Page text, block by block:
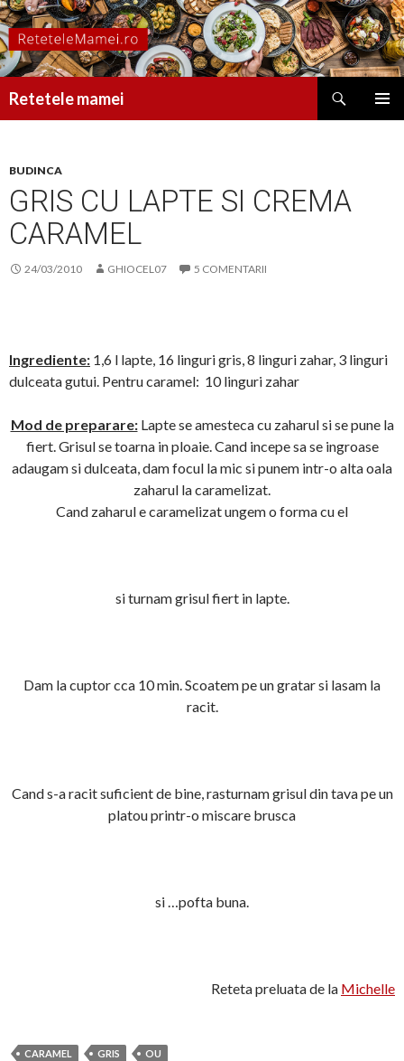
Retetele mamei
BUDINCA
GRIS CU LAPTE SI CREMA
CARAMEL
24/03/2010 GHIOCEL07 5 COMENTARII
Ingrediente: 1,6 l lapte, 16 linguri gris, 8 linguri zahar, 3 linguri
dulceata gutui. Pentru caramel: 10 linguri zahar
Mod de preparare:Lapte se amesteca cu zaharul si se pune la
fiert. Grisul se toarna in ploaie. Cand incepe sa se ingroase
adaugam si dulceata, dam focul la mic si punem intr-o alta oala
zaharul la caramelizat.
Cand zaharul e caramelizat ungem o forma cu el
si turnam grisul fiert in lapte.
Dam la cuptor cca 10 min. Scoatem pe un gratar si lasam la
racit.
Cand s-a racit suficient de bine, rasturnam grisul din tava pe un
platou printr-o miscare brusca
si …pofta buna.
Reteta preluata de la Michelle
CARAMEL GRIS OU